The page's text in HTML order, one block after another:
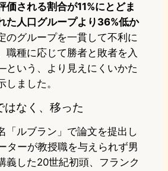
価される割合が11%にとどま
た人口グループより36%低か
のグループを一貫して不利に
職種に応じて勝者と敗者を入
いう、より見えにくいかた
しました。
なく、移った
「ルブラン」で論文を提出し
ターが教授職を与えられず男
義した20世紀初頭、フランク